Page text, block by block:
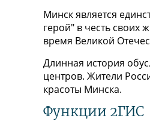
Минск является
герой" в честь
время Великой
Длинная история
центров. Жители
красоты Минска.
Функции 2ГИС